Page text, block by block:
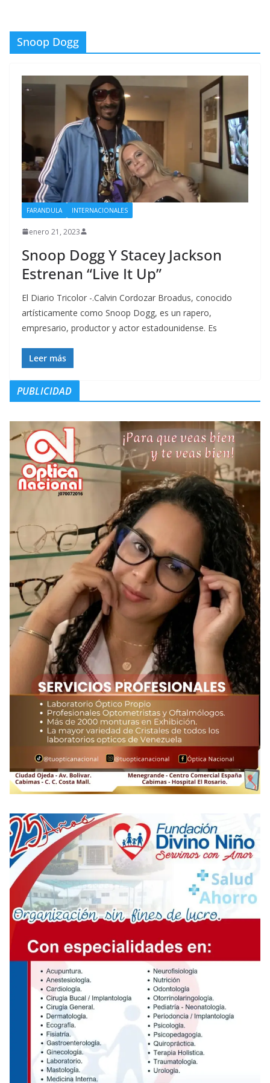
Snoop Dogg
FARANDULA INTERNACIONALES
enero 21, 2023
Snoop Dogg Y Stacey Jackson
Estrenan “Live It Up”
El Diario Tricolor -.Calvin Cordozar Broadus, conocido
artísticamente como Snoop Dogg, es un rapero,
empresario, productor y actor estadounidense. Es
Leer más
PUBLICIDAD